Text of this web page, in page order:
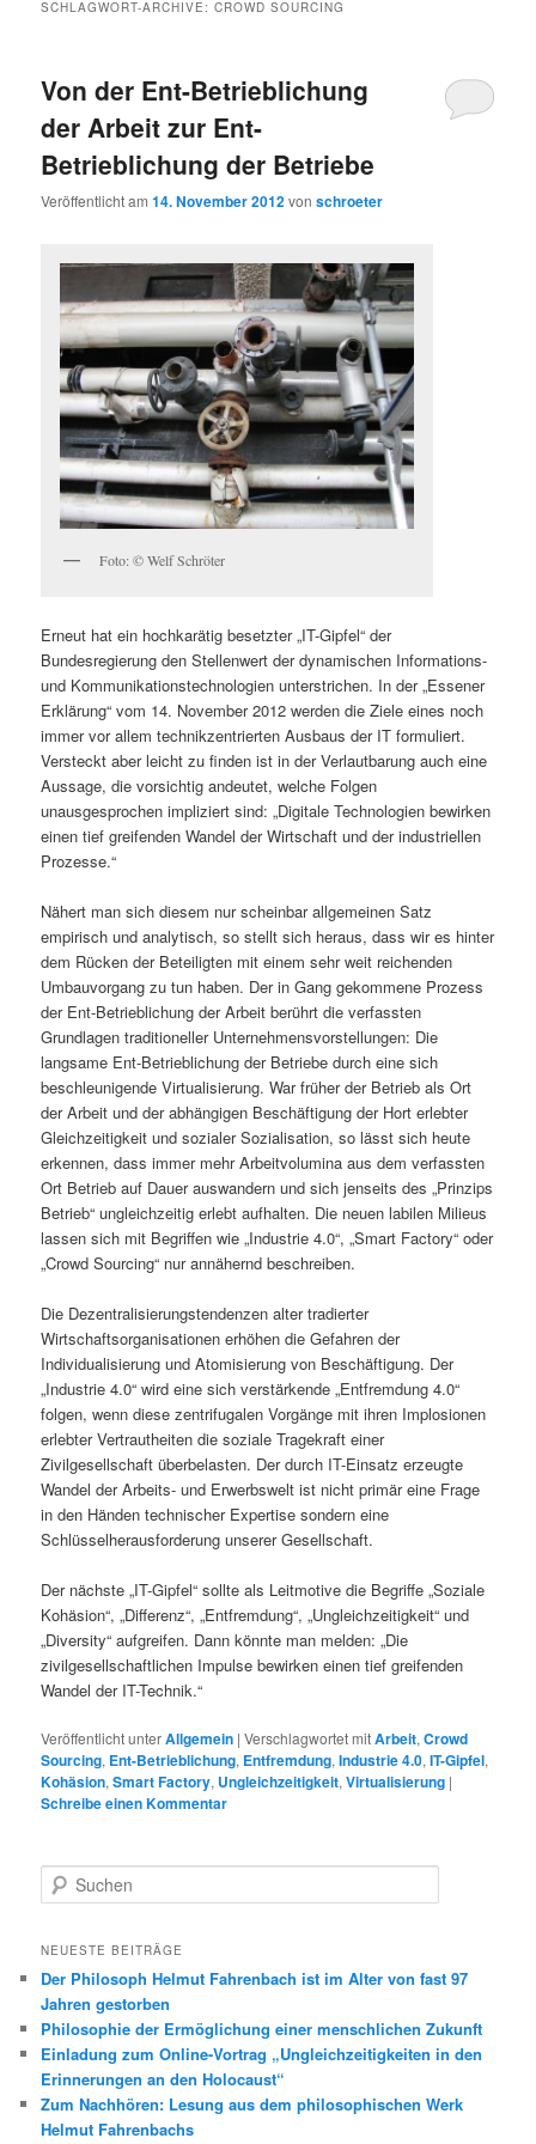
SCHLAGWORT-ARCHIVE:CROWD SOURCING
Von der Ent-Betrieblichung
der Arbeit zur Ent-
Betrieblichung der Betriebe
Veröffentlicht am14. November 2012vonschroeter
Foto: © Welf Schröter
Erneut hat ein hochkarätig besetzter „IT-Gipfel“ der
Bundesregierung den Stellenwert der dynamischen Informations-
und Kommunikationstechnologien unterstrichen. In der „Essener
Erklärung“ vom 14. November 2012 werden die Ziele eines noch
immer vor allem technikzentrierten Ausbaus der IT formuliert.
Versteckt aber leicht zu finden ist in der Verlautbarung auch eine
Aussage, die vorsichtig andeutet, welche Folgen
unausgesprochen impliziert sind: „Digitale Technologien bewirken
einen tief greifenden Wandel der Wirtschaft und der industriellen
Prozesse.“
Nähert man sich diesem nur scheinbar allgemeinen Satz
empirisch und analytisch, so stellt sich heraus, dass wir es hinter
dem Rücken der Beteiligten mit einem sehr weit reichenden
Umbauvorgang zu tun haben. Der in Gang gekommene Prozess
der Ent-Betrieblichung der Arbeit berührt die verfassten
Grundlagen traditioneller Unternehmensvorstellungen: Die
langsame Ent-Betrieblichung der Betriebe durch eine sich
beschleunigende Virtualisierung. War früher der Betrieb als Ort
der Arbeit und der abhängigen Beschäftigung der Hort erlebter
Gleichzeitigkeit und sozialer Sozialisation, so lässt sich heute
erkennen, dass immer mehr Arbeitvolumina aus dem verfassten
Ort Betrieb auf Dauer auswandern und sich jenseits des „Prinzips
Betrieb“ ungleichzeitig erlebt aufhalten. Die neuen labilen Milieus
lassen sich mit Begriffen wie „Industrie 4.0“, „Smart Factory“ oder
„Crowd Sourcing“ nur annähernd beschreiben.
Die Dezentralisierungstendenzen alter tradierter
Wirtschaftsorganisationen erhöhen die Gefahren der
Individualisierung und Atomisierung von Beschäftigung. Der
„Industrie 4.0“ wird eine sich verstärkende „Entfremdung 4.0“
folgen, wenn diese zentrifugalen Vorgänge mit ihren Implosionen
erlebter Vertrautheiten die soziale Tragekraft einer
Zivilgesellschaft überbelasten. Der durch IT-Einsatz erzeugte
Wandel der Arbeits- und Erwerbswelt ist nicht primär eine Frage
in den Händen technischer Expertise sondern eine
Schlüsselherausforderung unserer Gesellschaft.
Der nächste „IT-Gipfel“ sollte als Leitmotive die Begriffe „Soziale
Kohäsion“, „Differenz“, „Entfremdung“, „Ungleichzeitigkeit“ und
„Diversity“ aufgreifen. Dann könnte man melden: „Die
zivilgesellschaftlichen Impulse bewirken einen tief greifenden
Wandel der IT-Technik.“
Veröffentlicht unterAllgemein |Verschlagwortet mitArbeit,Crowd
Sourcing, Ent-Betrieblichung, Entfremdung,Industrie 4.0,IT-Gipfel,
Kohäsion,Smart Factory, Ungleichzeitigkeit,Virtualisierung |
Schreibe einen Kommentar
u
h
n
NEUESTE BEITRÄGE
Der Philosoph Helmut Fahrenbach ist im Alter von fast 97
Jahren gestorben
Philosophie der Ermöglichung einer menschlichen Zukunft
Einladung zum Online-Vortrag „Ungleichzeitigkeiten in den
Erinnerungen an den Holocaust“
Zum Nachhören: Lesung aus dem philosophischen Werk
Helmut Fahrenbachs